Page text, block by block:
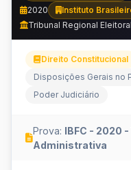
2020
Instituto
Tribunal Regional
Direito Constitucional
Disposições Gerais no
Poder Judiciário
Prova: IBFC - 2020
Administrativa